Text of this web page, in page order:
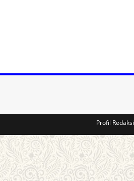
Profil Redaksi